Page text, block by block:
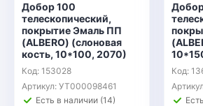
Добор 100
телескопический,
покрытие Эмаль ПП
(ALBERO) (слоновая
кость, 10*100, 2070)
Код: 153028
Артикул: УТ000098461
Есть в наличии (14)
Код: